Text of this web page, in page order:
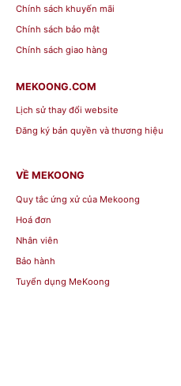
đẹp làm quà tặng gốm
Chính sách khuyến mãi
Chính sách bảo mật
Chính sách giao hàng
MEKOONG.COM
Lịch sử thay đổi website
Đăng ký bản quyền và thương hiệu
VỀ MEKOONG
Quy tắc ứng xử của Mekoong
Hoá đơn
Nhân viên
Bảo hành
Tuyển dụng MeKoong